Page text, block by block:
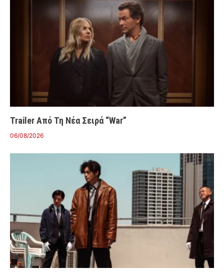
Trailer Από Τη Νέα Σειρά “War”
06/08/2026